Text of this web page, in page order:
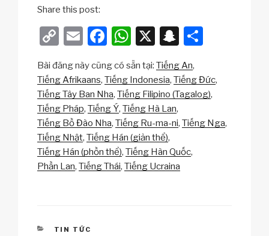
Share this post:
C
p
y
Li
n
k
E
ail
F
c
e
b
o
o
k
W
h
at
s
A
p
p
X
S
a
p
h
at
ar
e
Bài đăng này cũng có sẵn tại: Tiếng An
Tiếng Afrikaans Tiếng Indonesia Tiếng Đức
Tiếng Tây Ban Nha Tiếng Filipino (Tagalog)
Tiếng Pháp Tiếng Ý Tiếng Hà Lan
Tiếng Bồ Đào Nha Tiếng Ru-ma-ni Tiếng Nga
Tiếng Nhật Tiếng Hán (giản thể)
Tiếng Hán (phồn thể) Tiếng Hàn Quốc
Phần Lan Tiếng Thái Tiếng Ucraina
CATEGORIES
TIN TỨC